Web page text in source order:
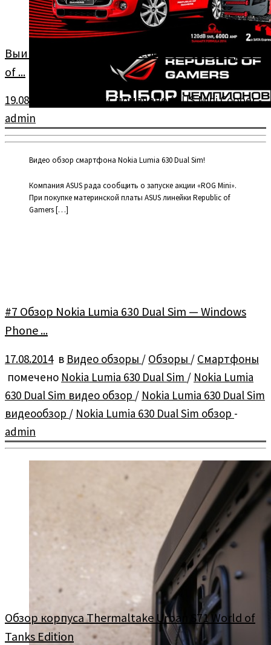
Компания ASUS рада сообщить о запуске акции «ROG Mini».
При покупке материнской платы ASUS линейки Republic of
Gamers […]
Выигрывай с ASUS – Mini Cooper в стиле Republic
of ...
19.08.2014 НовостипомеченоASUS Mini Cooper-
admin
Видео обзор смартфона Nokia Lumia 630 Dual Sim!
#7 Обзор Nokia Lumia 630 Dual Sim — Windows
Phone ...
17.08.2014в Видео обзоры / Обзоры / Смартфоны
помечено Nokia Lumia 630 Dual Sim / Nokia Lumia
630 Dual Sim видео обзор / Nokia Lumia 630 Dual Sim
видеообзор / Nokia Lumia 630 Dual Sim обзор -
admin
Обзор корпуса Thermaltake Urban S71 World of
Tanks Edition